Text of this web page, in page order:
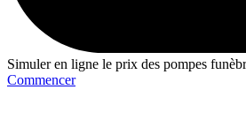
Simuler en ligne le prix des pompes
Commencer